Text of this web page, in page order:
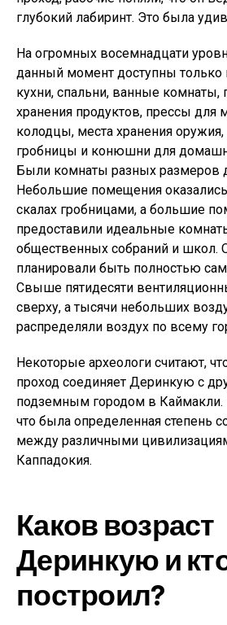
глубокий лабиринт. Это была
На огромных восемнадцати
данный момент доступны
кухни, спальни, ванные
хранения продуктов, прессы для
колодцы, места хранения
гробницы и конюшни для
Были комнаты разных размеров
Небольшие помещения
скалах гробницами, а большие
предоставили идеальные
общественных собраний и школ.
планировали быть полностью
Свыше пятидесяти
сверху, а тысячи небольших
распределяли воздух по всему
Некоторые археологи считают,
проход соединяет Деринкую с
подземным городом в Каймакли.
что была определенная степень
между различными
Каппадокия.
Каков возраст
Деринкую и
построил?